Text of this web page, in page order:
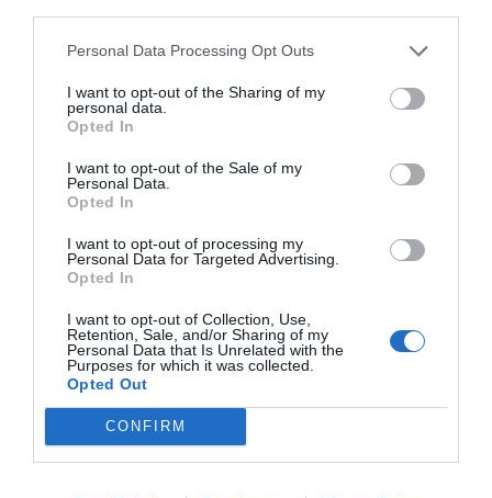
Personal Data Processing Opt Outs
I want to opt-out of the Sharing of my
personal data.
Opted In
I want to opt-out of the Sale of my
Personal Data.
Opted In
I want to opt-out of processing my
Personal Data for Targeted Advertising.
Opted In
I want to opt-out of Collection, Use,
Retention, Sale, and/or Sharing of my
Personal Data that Is Unrelated with the
Purposes for which it was collected.
Opted Out
CONFIRM
administracions millorin la gestió que fan de la
mobilitat. Models com el transport públic sota
gestió intel·ligent de les vies de comunicació són
aspectes tan importants com l’evolució de la
tecnologia i responsabilitat dels nostres
governants.
AfegirVIA Empresacom a font preferida de
Google de forma gratuïta
Estigues informat amb les últimes notícies d'actualitat
ACTIVAR ARA